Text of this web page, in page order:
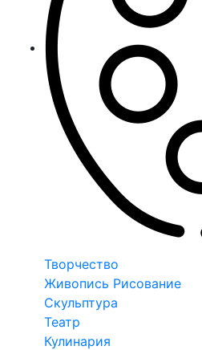
Творчество
Живопись Рисование
Скульптура
Театр
Кулинария